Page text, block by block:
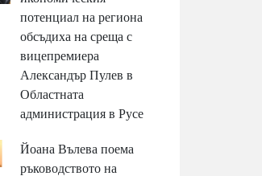
потенциал на региона
обсъдиха на среща с
вицепремиера
Александър Пулев в
Областната
администрация в Русе
Йоана Вълева поема
ръководството на